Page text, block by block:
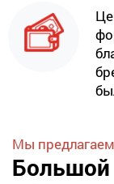
Мы предлагаем